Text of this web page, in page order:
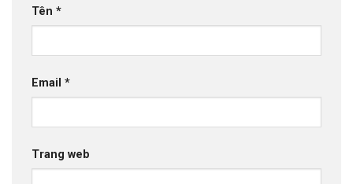
Tên *
Email *
Trang web